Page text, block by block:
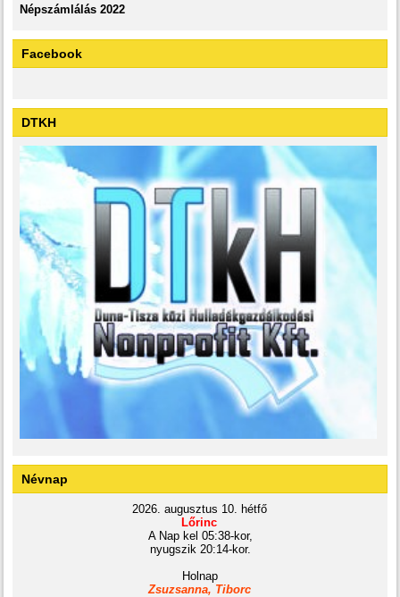
Népszámlálás 2022
Facebook
DTKH
Névnap
2026. augusztus 10. hétfő
Lőrinc
A Nap kel 05:38-kor,
nyugszik 20:14-kor.
Holnap
Zsuzsanna, Tiborc